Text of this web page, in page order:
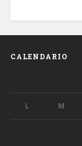
CALENDARIO
L M